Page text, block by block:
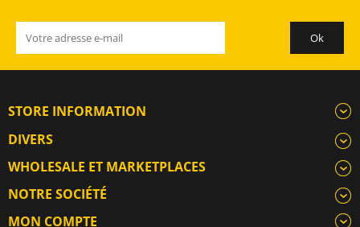
STORE INFORMATION
DIVERS
WHOLESALE ET MARKETPLACES
NOTRE SOCIÉTÉ
MON COMPTE